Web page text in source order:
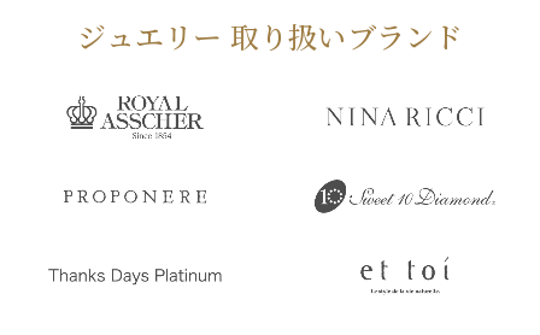
ジュエリー 取り扱いブランド